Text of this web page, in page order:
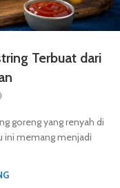
Terbuat dari
goreng yang renyah di
ini memang menjadi